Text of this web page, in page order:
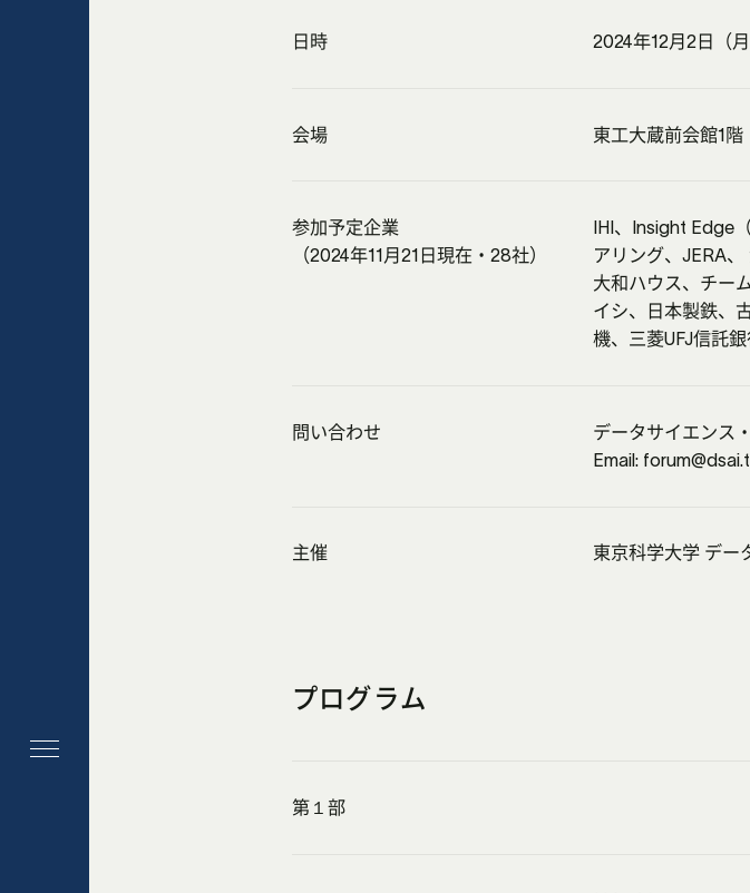
日時 2024年12月2日（
会場 東工大蔵前会館1
参加予定企業
（2024年11月21日現在・28社）
IHI、Insight Edge
アリング、JERA
大和ハウス、チー
イシ、日本製鉄、
機、三菱UFJ信託
問い合わせ
データサイエンス
Email:
主催 東京科学大学 デー
プログラム
第１部